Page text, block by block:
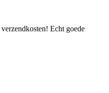
Echt goede